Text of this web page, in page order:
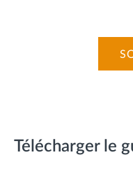
Télécharger le